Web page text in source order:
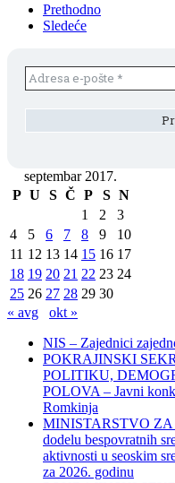
Prethodno
Sledeće
septembar 2017.
P U S Č P S N
1
2
3
4
5 6 7 8 9
10
11 12 13 14 15 16 17
18 19 20 21 22 23 24
25 26 27 28 29 30
« avg
okt »
NIS – Zajednici
POKRAJINSKI
POLITIKU,
POLOVA – Javni
Romkinja
MINISTARSTVO ZA
dodelu bespovratnih
aktivnosti u seoskim
za 2026. godinu